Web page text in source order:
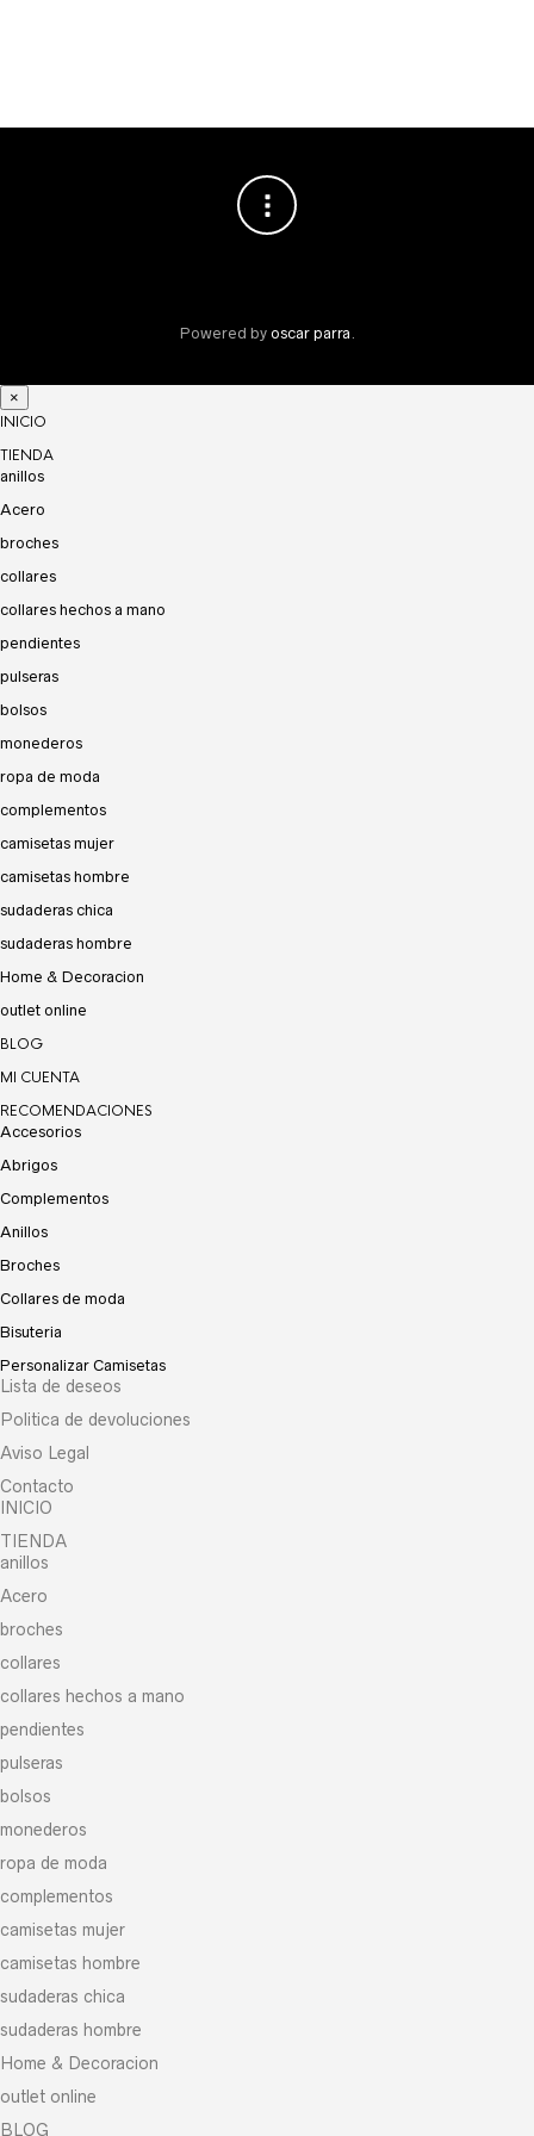
Powered by oscar parra .
×
INICIO
TIENDA
anillos
Acero
broches
collares
collares hechos a mano
pendientes
pulseras
bolsos
monederos
ropa de moda
complementos
camisetas mujer
camisetas hombre
sudaderas chica
sudaderas hombre
Home & Decoracion
outlet online
BLOG
MI CUENTA
RECOMENDACIONES
Accesorios
Abrigos
Complementos
Anillos
Broches
Collares de moda
Bisuteria
Personalizar Camisetas
Lista de deseos
Politica de devoluciones
Aviso Legal
Contacto
INICIO
TIENDA
anillos
Acero
broches
collares
collares hechos a mano
pendientes
pulseras
bolsos
monederos
ropa de moda
complementos
camisetas mujer
camisetas hombre
sudaderas chica
sudaderas hombre
Home & Decoracion
outlet online
BLOG